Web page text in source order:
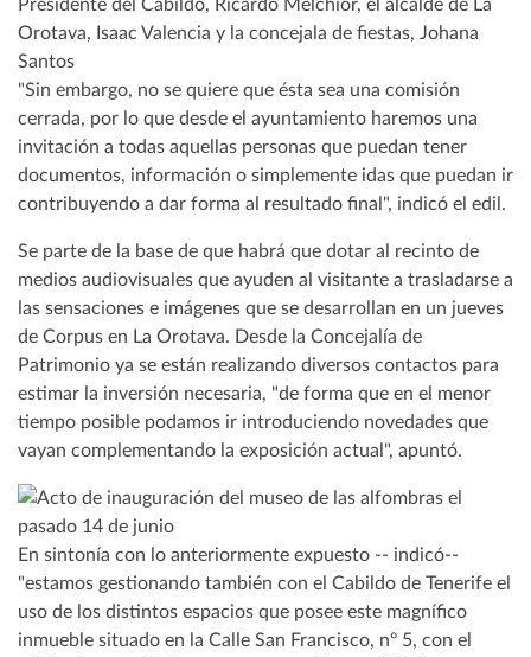
"Sin embargo, no se quiere que ésta sea una comisión
cerrada, por lo que desde el ayuntamiento haremos una
invitación a todas aquellas personas que puedan tener
documentos, información o simplemente idas que puedan ir
contribuyendo a dar forma al resultado final", indicó el edil.
Se parte de la base de que habrá que dotar al recinto de
medios audiovisuales que ayuden al visitante a trasladarse a
las sensaciones e imágenes que se desarrollan en un jueves
de Corpus en La Orotava. Desde la Concejalía de
Patrimonio ya se están realizando diversos contactos para
estimar la inversión necesaria, "de forma que en el menor
tiempo posible podamos ir introduciendo novedades que
vayan complementando la exposición actual", apuntó.
En sintonía con lo anteriormente expuesto -- indicó--
"estamos gestionando también con el Cabildo de Tenerife el
uso de los distintos espacios que posee este magnífico
inmueble situado en la Calle San Francisco, nº 5, con el